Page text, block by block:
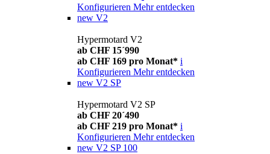
Konfigurieren Mehr entdecken
new V2
Hypermotard V2
ab CHF 15´990
ab CHF 169 pro Monat* i
Konfigurieren Mehr entdecken
new V2 SP
Hypermotard V2 SP
ab CHF 20´490
ab CHF 219 pro Monat* i
Konfigurieren Mehr entdecken
new V2 SP 100